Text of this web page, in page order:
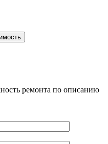
ремонта по описанию